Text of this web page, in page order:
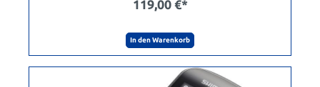
119,00 €*
In den Warenkorb